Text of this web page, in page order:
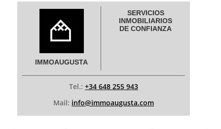
IMMOAUGUSTA
SERVICIOS
INMOBILIARIOS
DE CONFIANZA
Tel.: +34 648 255 943
Mail: info@immoaugusta.com